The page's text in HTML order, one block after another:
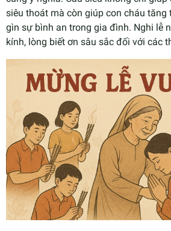
siêu thoát mà còn giúp con cháu tăng
gìn sự bình an trong gia đình. Nghi lễ
kính, lòng biết ơn sâu sắc đối với các